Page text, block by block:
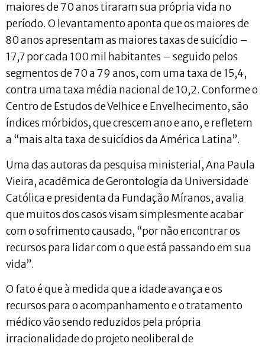
maiores de 70 anos tiraram sua própria vida no
período. O levantamento aponta que os maiores de
80 anos apresentam as maiores taxas de suicídio –
17,7 por cada 100 mil habitantes – seguido pelos
segmentos de 70 a 79 anos, com uma taxa de 15,4,
contra uma taxa média nacional de 10,2. Conforme o
Centro de Estudos de Velhice e Envelhecimento, são
índices mórbidos, que crescem ano e ano, e refletem
a “mais alta taxa de suicídios da América Latina”.
Uma das autoras da pesquisa ministerial, Ana Paula
Vieira, acadêmica de Gerontologia da Universidade
Católica e presidenta da Fundação Míranos, avalia
que muitos dos casos visam simplesmente acabar
com o sofrimento causado, “por não encontrar os
recursos para lidar com o que está passando em sua
vida”.
O fato é que à medida que a idade avança e os
recursos para o acompanhamento e o tratamento
médico vão sendo reduzidos pela própria
irracionalidade do projeto neoliberal de